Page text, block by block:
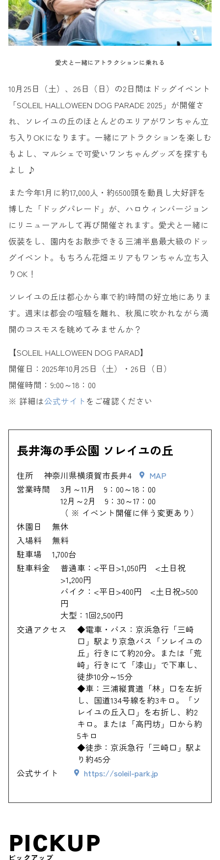
愛犬と一緒にアトラクションに乗れる
10月25日（土）、26日（日）の2日間はドッグイベント
「SOLEIL HALLOWEEN DOG PARADE 2025」が開催さ
れ、ソレイユの丘のほとんどのエリアがワンちゃん立
ち入りOKになります。一緒にアトラクションを楽しむ
もよし、マルシェで可愛いワンちゃんグッズを探すも
よし ♪
また今年1月に約17,000人・約6500頭を動員し大好評を
博した「ドッグパレード」が、ハロウィンバージョン
にリニューアルして再び開催されます。愛犬と一緒に
仮装をし、園内をお散歩できる三浦半島最大級のドッ
グイベント。もちろん花畑エリアもワンちゃん立ち入
りOK！
ソレイユの丘は都心から車で約1時間の好立地にありま
す。週末は都会の喧騒を離れ、秋風に吹かれながら満
開のコスモスを眺めてみませんか？
【SOLEIL HALLOWEEN DOG PARAD】
開催日：2025年10月25日（土）・26日（日）
開催時間：9:00～18：00
※ 詳細は公式サイト をご確認ください
長井海の手公園 ソレイユの丘
住所 神奈川県横須賀市長井4
MAP
営業時間
3月～11月 9：00～18：00
12月～2月 9：30～17：00
（ ※ イベント開催に伴う変更あり）
休園日
無休
入場料
無料
駐車場
1,700台
駐車料金
普通車：<平日>1,050円 <土日祝
>1,200円
バイク：<平日>400円 <土日祝>500
円
大型：1回2,500円
交通アクセス
◆電車・バス：京浜急行「三崎
口」駅より京急バス「ソレイユの
丘」行きにて約20分。または「荒
崎」行きにて「漆山」で下車し、
徒歩10分～15分
◆車：三浦縦貫道「林」口を左折
し、国道134号線を約3キロ。「ソ
レイユの丘入口」を右折し、約2
キロ。または「高円坊」口から約
5キロ
◆徒歩：京浜急行「三崎口」駅よ
り約45分
公式サイト
https://soleil-park.jp
PICKUP